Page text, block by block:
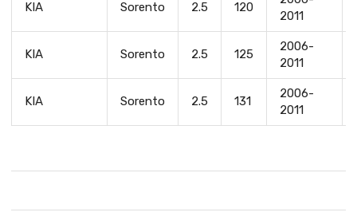
KIA Sorento 2.5 120
2011
KIA Sorento 2.5 125
2006-
2011
KIA Sorento 2.5 131
2006-
2011